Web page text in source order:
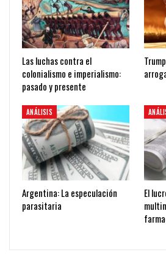
Las luchas contra el
colonialismo e imperialismo:
pasado y presente
ANÁLISIS
Argentina: La especulación
parasitaria
El